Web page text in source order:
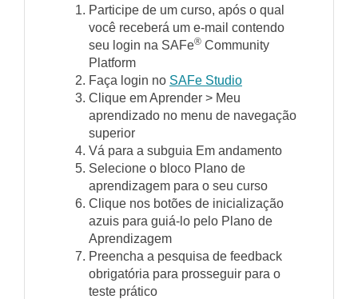
Participe de um curso, após o qual
você receberá um e-mail contendo
seu login na SAFe® Community
Platform
Faça login no SAFe Studio
Clique em Aprender > Meu
aprendizado no menu de navegação
superior
Vá para a subguia Em andamento
Selecione o bloco Plano de
aprendizagem para o seu curso
Clique nos botões de inicialização
azuis para guiá-lo pelo Plano de
Aprendizagem
Preencha a pesquisa de feedback
obrigatória para prosseguir para o
teste prático